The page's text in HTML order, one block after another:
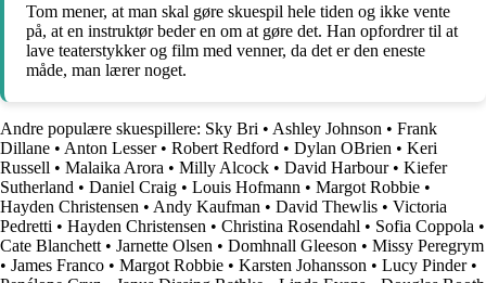
Tom mener, at man skal gøre skuespil hele tiden og ikke vente
på, at en instruktør beder en om at gøre det. Han opfordrer til at
lave teaterstykker og film med venner, da det er den eneste
måde, man lærer noget.
Andre populære skuespillere: Sky Bri • Ashley Johnson • Frank
Dillane • Anton Lesser• Robert Redford • Dylan OBrien • Keri
Russell • Malaika Arora • Milly Alcock • David Harbour• Kiefer
Sutherland • Daniel Craig • Louis Hofmann • Margot Robbie •
Hayden Christensen • Andy Kaufman • David Thewlis • Victoria
Pedretti • Hayden Christensen • Christina Rosendahl • Sofia Coppola •
Cate Blanchett • Jarnette Olsen • Domhnall Gleeson • Missy Peregrym
• James Franco • Margot Robbie • Karsten Johansson • Lucy Pinder•